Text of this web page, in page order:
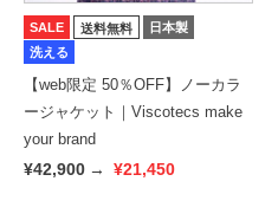
SALE 送料無料
日本製
洗える
【web限定 50％OFF】ノーカラ
ージャケット｜Viscotecs make
your brand
¥42,900 → ¥21,450